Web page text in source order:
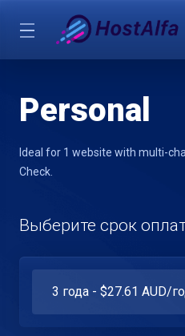
Personal
Ideal for 1 website with multi-
Check.
Выберите срок